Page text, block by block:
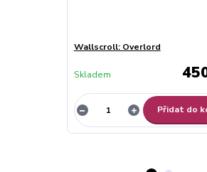
Wallscroll: Overlord
Skladem
Přidat do